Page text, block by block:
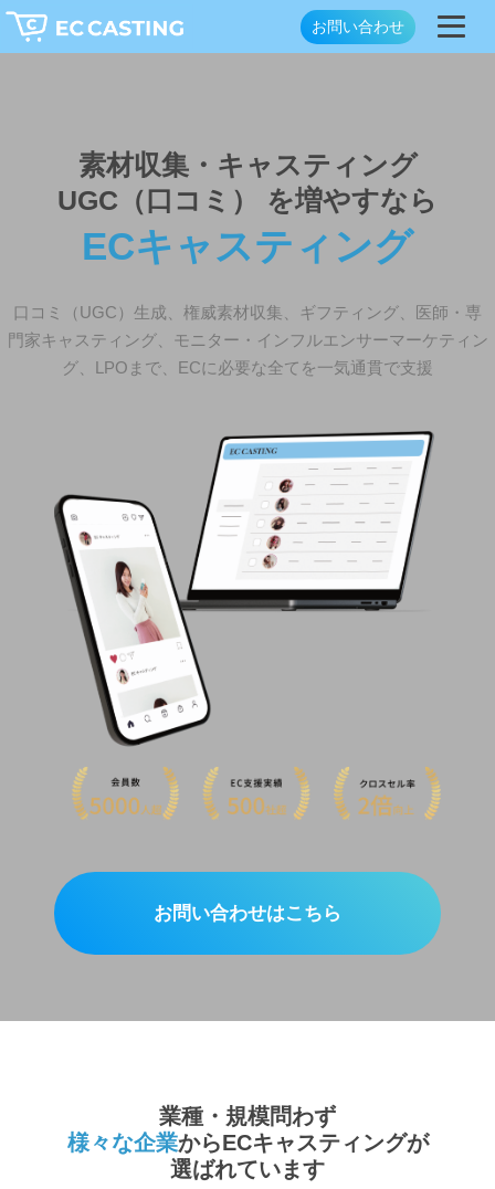
お問い合わせ
素材収集・キャスティング
UGC（口コミ） を増やすなら
ECキャスティング
口コミ（UGC）生成、権威素材収集、ギフティング、医師・専
門家キャスティング、モニター・インフルエンサーマーケティン
グ、LPOまで、ECに必要な全てを一気通貫で支援
お問い合わせはこちら
業種・規模問わず
様々な企業からECキャスティングが
選ばれています